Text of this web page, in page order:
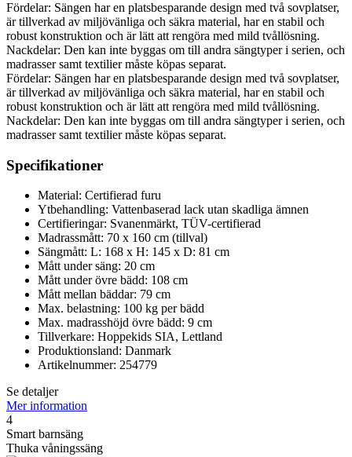
Fördelar: Sängen har en platsbesparande design med två sovplatser,
är tillverkad av miljövänliga och säkra material, har en stabil och
robust konstruktion och är lätt att rengöra med mild tvållösning.
Nackdelar: Den kan inte byggas om till andra sängtyper i serien, och
madrasser samt textilier måste köpas separat.
Fördelar: Sängen har en platsbesparande design med två sovplatser,
är tillverkad av miljövänliga och säkra material, har en stabil och
robust konstruktion och är lätt att rengöra med mild tvållösning.
Nackdelar: Den kan inte byggas om till andra sängtyper i serien, och
madrasser samt textilier måste köpas separat.
Specifikationer
Material: Certifierad furu
Ytbehandling: Vattenbaserad lack utan skadliga ämnen
Certifieringar: Svanenmärkt, TÜV-certifierad
Madrassmått: 70 x 160 cm (tillval)
Sängmått: L: 168 x H: 145 x D: 81 cm
Mått under säng: 20 cm
Mått under övre bädd: 108 cm
Mått mellan bäddar: 79 cm
Max. belastning: 100 kg per bädd
Max. madrasshöjd övre bädd: 9 cm
Tillverkare: Hoppekids SIA, Lettland
Produktionsland: Danmark
Artikelnummer: 254779
Se detaljer
Mer information
4
Smart barnsäng
Thuka våningssäng